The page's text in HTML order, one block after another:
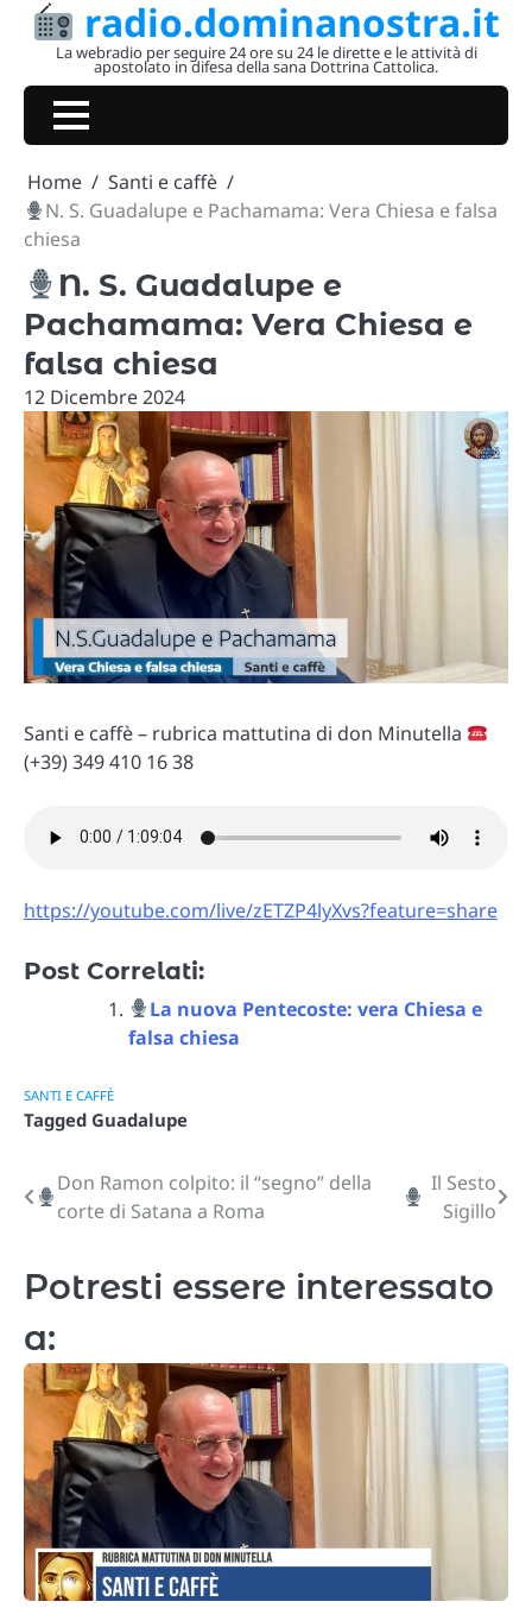
Skip
radio.dominanostra.it
La webradio per seguire 24 ore su 24 le dirette e le attività di
apostolato in difesa della sana Dottrina Cattolica.
Home
Santi e caffè
N. S. Guadalupe e Pachamama: Vera Chiesa e falsa
chiesa
N. S. Guadalupe e
Pachamama: Vera Chiesa e
falsa chiesa
12 Dicembre 2024
Santi e caffè – rubrica mattutina di don Minutella
(+39) 349 410 16 38
https://youtube.com/live/zETZP4lyXvs?feature=share
Post Correlati:
La nuova Pentecoste: vera Chiesa e
falsa chiesa
SANTI E CAFFÈ
Tagged Guadalupe
Navigazione
Don Ramon colpito: il “segno” della
corte di Satana a Roma
Il Sesto
Sigillo
Potresti essere interessato
a: